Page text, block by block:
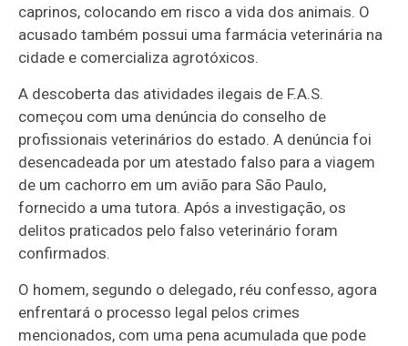
caprinos, colocando em risco a vida dos animais. O
acusado também possui uma farmácia veterinária na
cidade e comercializa agrotóxicos.
A descoberta das atividades ilegais de F.A.S.
começou com uma denúncia do conselho de
profissionais veterinários do estado. A denúncia foi
desencadeada por um atestado falso para a viagem
de um cachorro em um avião para São Paulo,
fornecido a uma tutora. Após a investigação, os
delitos praticados pelo falso veterinário foram
confirmados.
O homem, segundo o delegado, réu confesso, agora
enfrentará o processo legal pelos crimes
mencionados, com uma pena acumulada que pode